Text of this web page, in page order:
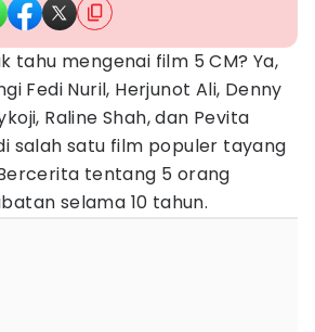
tahu mengenai film 5 CM? Ya,
Fedi Nuril, Herjunot Ali, Denny
Raline Shah, dan Pevita
salah satu film populer tayang
tentang 5 orang
selama 10 tahun.